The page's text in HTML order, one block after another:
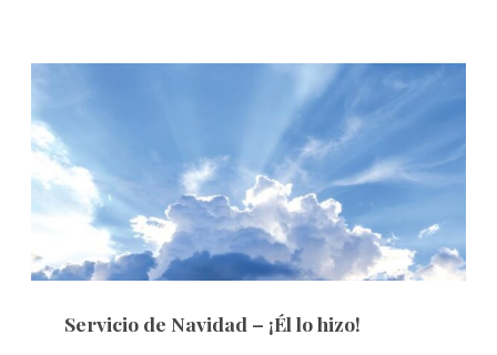
Servicio de Navidad – ¡Él lo hizo!